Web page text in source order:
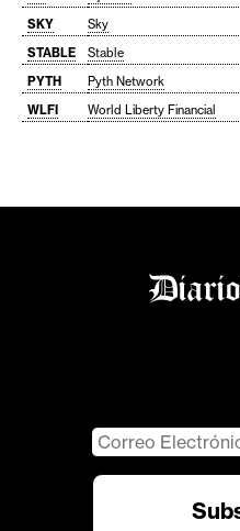
SKY
Sky
STABLE
Stable
PYTH
Pyth Network
WLFI
World Liberty Financial